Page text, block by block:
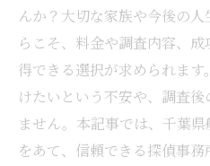
んか？大切な家族や今後の
らこそ、料金や調査内容、
得できる選択が求められま
けたいという不安や、調査
ません。本記事では、千葉
をあて、信頼できる探偵事